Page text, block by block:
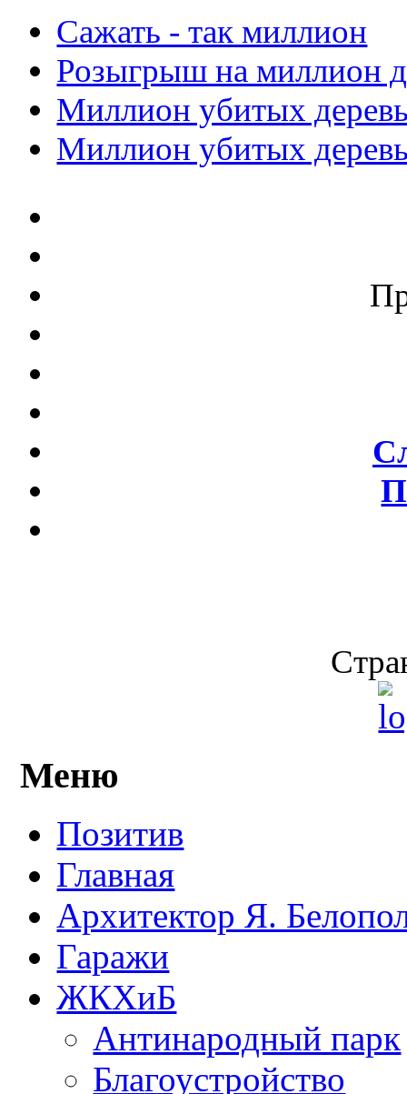
Сажать - так миллион
Розыгрыш на миллион
Миллион убитых
Миллион убитых
Меню
Позитив
Главная
Архитектор Я.
Гаражи
ЖКХиБ
Антинародный парк
Благоустройство